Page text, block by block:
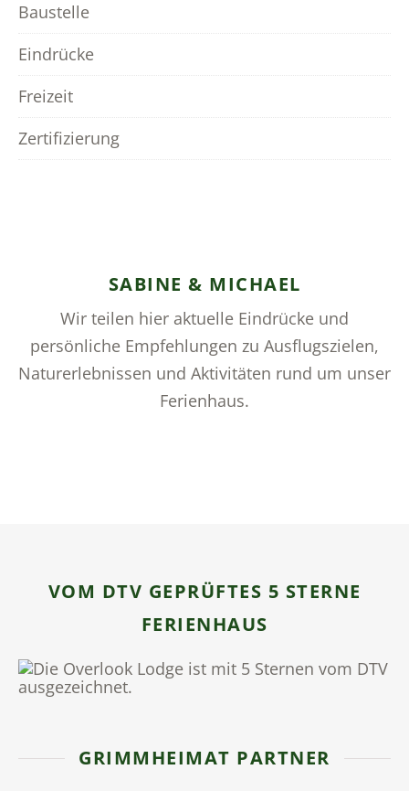
Baustelle
Eindrücke
Freizeit
Zertifizierung
SABINE & MICHAEL
Wir teilen hier aktuelle Eindrücke und
persönliche Empfehlungen zu Ausflugszielen,
Naturerlebnissen und Aktivitäten rund um unser
Ferienhaus.
VOM DTV GEPRÜFTES 5 STERNE
FERIENHAUS
GRIMMHEIMAT PARTNER